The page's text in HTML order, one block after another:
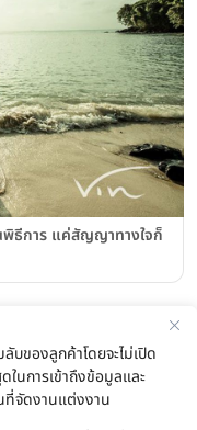
ของลูกค้าโดยจะไม่เปิด
นการเข้าถึงข้อมูลและ
ที่จัดงานแต่งงาน
ธีการ แค่สัญญาทางใจก็